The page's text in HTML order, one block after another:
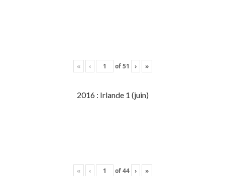
« ‹ of51 › »
2016 : Irlande 1 (juin)
« ‹ of44 › »